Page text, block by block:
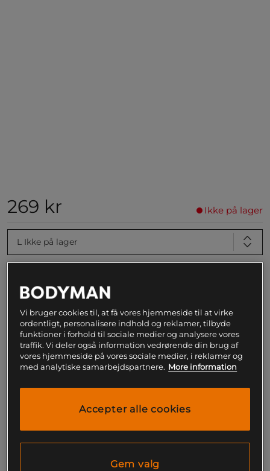
269 kr Ikke på lager
L Ikke på lager
!
Dette produkt er desværre ikke på lager. Få
besked når det kommer på lager igen.
SKU #VENUM-05186-108R | EAN3611442048054
Træningstop med fugtafledende teknologi til
intensivt træningspas.
Vi bruger cookies til, at få vores hjemmeside til at virke
ordentligt, personalisere indhold og reklamer, tilbyde
funktioner i forhold til sociale medier og analysere vores
traffik. Vi deler også information vedrørende din brug af
vores hjemmeside på vores sociale medier, i reklamer og
med analytiske samarbejdspartnere. More information
Accepter alle cookies
Gem valg